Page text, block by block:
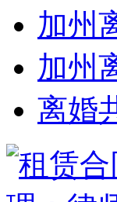
加州
加州
离婚